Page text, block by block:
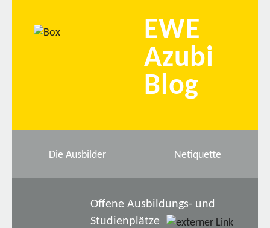
EWE
Azubi
Blog
Die Ausbilder Netiquette
Offene Ausbildungs- und
Studienplätze